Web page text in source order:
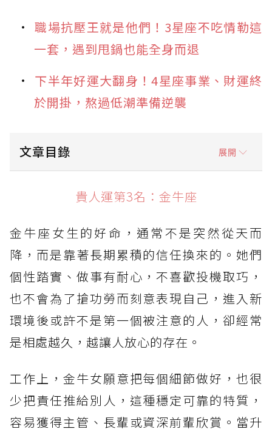
職場抗壓王就是他們！3星座不吃情勒這
一套，遇到甩鍋也能全身而退
下半年好運大翻身！4星座事業、財運終
於開掛，熬過低潮準備逆襲
文章目錄 展開
貴人運第1名：天秤座
貴人運第3名：金牛座
金牛座女生的好命，通常不是突然從天而
降，而是靠著長期累積的信任換來的。她們
個性踏實、做事有耐心，不喜歡投機取巧，
也不會為了搶功勞而刻意表現自己，進入新
環境後或許不是第一個被注意的人，卻經常
是相處越久，越讓人放心的存在。
工作上，金牛女願意把每個細節做好，也很
少把責任推給別人，這種穩定可靠的特質，
容易獲得主管、長輩或資深前輩欣賞。當升